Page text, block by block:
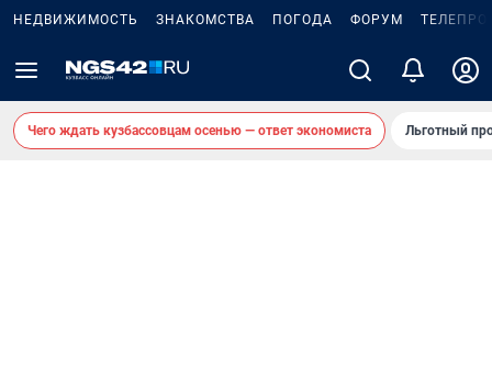
НЕДВИЖИМОСТЬ ЗНАКОМСТВА ПОГОДА ФОРУМ
Чего ждать кузбассовцам осенью — ответ экономиста Льготный